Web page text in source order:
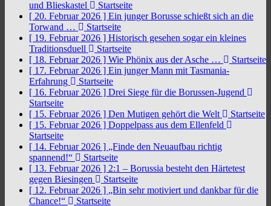
und Blieskastel
Startseite
[ 20. Februar 2026 ] Ein junger Borusse schießt sich an die
Torwand …
Startseite
[ 19. Februar 2026 ] Historisch gesehen sogar ein kleines
Traditionsduell
Startseite
[ 18. Februar 2026 ] Wie Phönix aus der Asche …
Startseite
[ 17. Februar 2026 ] Ein junger Mann mit Tasmania-
Erfahrung
Startseite
[ 16. Februar 2026 ] Drei Siege für die Borussen-Jugend
Startseite
[ 15. Februar 2026 ] Den Mutigen gehört die Welt
Startseite
[ 15. Februar 2026 ] Doppelpass aus dem Ellenfeld
Startseite
[ 14. Februar 2026 ] „Finde den Neuaufbau richtig
spannend!“
Startseite
[ 13. Februar 2026 ] 2:1 – Borussia besteht den Härtetest
gegen Biesingen
Startseite
[ 12. Februar 2026 ] „Bin sehr motiviert und dankbar für die
Chance!“
Startseite